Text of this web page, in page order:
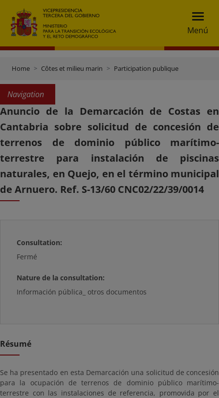
Menú
Home Côtes et milieu marin Participation publique
Navigation
Anuncio de la Demarcación de Costas en
Cantabria sobre solicitud de concesión de
terrenos de dominio público marítimo-
terrestre para instalación de piscinas
naturales, en Quejo, en el término municipal
de Arnuero. Ref. S-13/60 CNC02/22/39/0014
Consultation:
Fermé
Nature de la consultation:
Información pública_ otros documentos
Résumé
Se ha presentado en esta Demarcación una solicitud de concesión
para la ocupación de terrenos de dominio público marítimo-
terrestre con las instalaciones de referencia, promovida por el